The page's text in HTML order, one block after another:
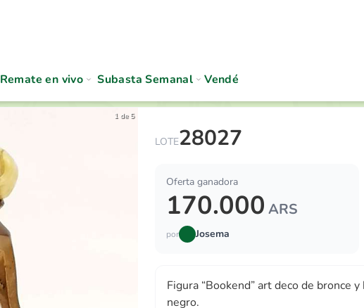
Remate en vivo Subasta Semanal Vendé
1 de 5
LOTE28027
Figura “Bookend” art deco de bronce y
Oferta ganadora
170.000 ARS
por Josema
Figura “Bookend” art deco de bronce
negro.